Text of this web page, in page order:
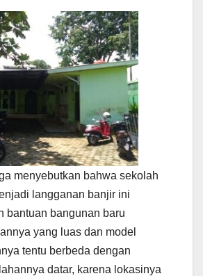
menyebutkan bahwa sekolah
langganan banjir ini
bantuan bangunan baru
yang luas dan model
tentu berbeda dengan
datar, karena lokasinya